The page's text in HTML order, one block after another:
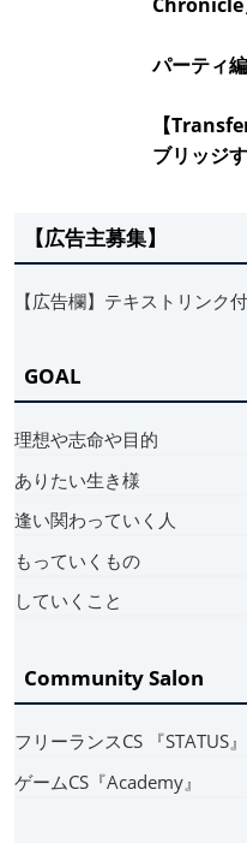
パーティ
【
ブリッジ
【広告主募集】
【広告欄】テキストリンク
GOAL
理想や志命や目的
ありたい生き様
逢い関わっていく人
もっていくもの
していくこと
Community Salon
フリーランスCS 『STATUS』
ゲームCS『Academy』